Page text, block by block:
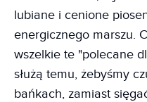
lubiane i cenione
energicznego marszu.
wszelkie te "polecane
służą temu, żebyśmy
bańkach, zamiast